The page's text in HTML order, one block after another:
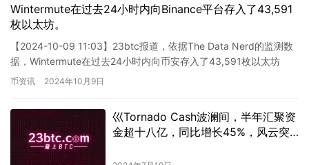
Wintermute在过去24小时内向Binance平台存入了43,591
枚以太坊。
【2024-10-09 11:03】23btc报道，依据The Data Nerd的监测数
据，Wintermute在过去24小时内向币安存入了43,591枚以太坊
（约合1.0629…
币资讯 2024年10月9日
巛Tornado Cash波澜间，半年汇聚资
金超十八亿，同比增长45%，风云突